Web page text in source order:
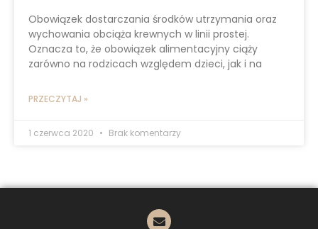
Obowiązek dostarczania środków utrzymania oraz
wychowania obciąża krewnych w linii prostej.
Oznacza to, że obowiązek alimentacyjny ciąży
zarówno na rodzicach względem dzieci, jak i na
PRZECZYTAJ »
1 czerwca 2020 Brak komentarzy